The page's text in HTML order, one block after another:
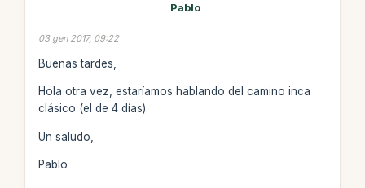
Pablo
03 gen 2017, 09:22
Buenas tardes,
Hola otra vez, estaríamos hablando del camino inca
clásico (el de 4 días)
Un saludo,
Pablo